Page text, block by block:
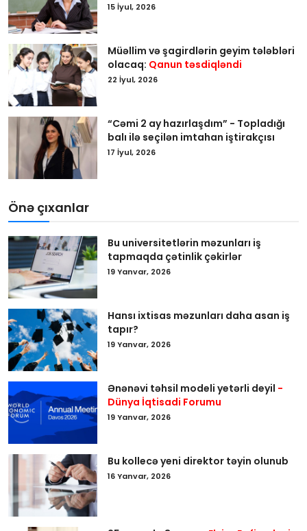
15 İyul, 2026
Müəllim və şagirdlərin geyim tələbləri
olacaq: Qanun təsdiqləndi
22 İyul, 2026
“Cəmi 2 ay hazırlaşdım” - Topladığı
balı ilə seçilən imtahan iştirakçısı
17 İyul, 2026
Önə çıxanlar
Bu universitetlərin məzunları iş
tapmaqda çətinlik çəkirlər
19 Yanvar, 2026
Hansı ixtisas məzunları daha asan iş
tapır?
19 Yanvar, 2026
Ənənəvi təhsil modeli yetərli deyil -
Dünya İqtisadi Forumu
19 Yanvar, 2026
Bu kollecə yeni direktor təyin olunub
16 Yanvar, 2026